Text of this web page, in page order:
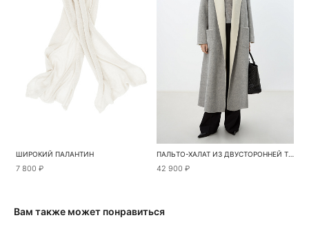
ШИРОКИЙ ПАЛАНТИН
7 800 ₽
ПАЛЬТО-ХАЛАТ ИЗ ДВУСТОРОННЕЙ ТКАНИ
42 900 ₽
Вам также может понравиться